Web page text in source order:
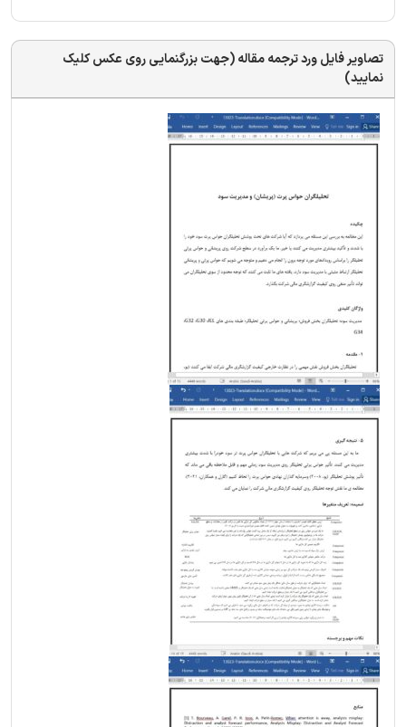
تصاویر فایل ورد ترجمه مقاله (جهت بزرگنمایی روی عکس کلیک
نمایید)